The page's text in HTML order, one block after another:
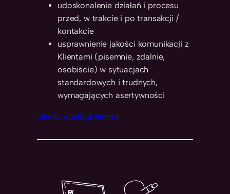
udoskonalenie działań i procesu
przed, w trakcie i po transakcji /
kontakcie
usprawnienie jakości komunikacji z
Klientami (pisemnie, zdalnie,
osobiście) w sytuacjach
standardowych i trudnych,
wymagających asertywności
jakość obsługi klienta